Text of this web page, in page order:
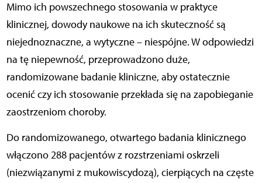
Mimo ich powszechnego stosowania w praktyce
klinicznej, dowody naukowe na ich skuteczność są
niejednoznaczne, a wytyczne – niespójne. W odpowiedzi
na tę niepewność, przeprowadzono duże,
randomizowane badanie kliniczne, aby ostatecznie
ocenić czy ich stosowanie przekłada się na zapobieganie
zaostrzeniom choroby.
Do randomizowanego, otwartego badania klinicznego
włączono 288 pacjentów z rozstrzeniami oskrzeli
(niezwiązanymi z mukowiscydozą), cierpiących na częste